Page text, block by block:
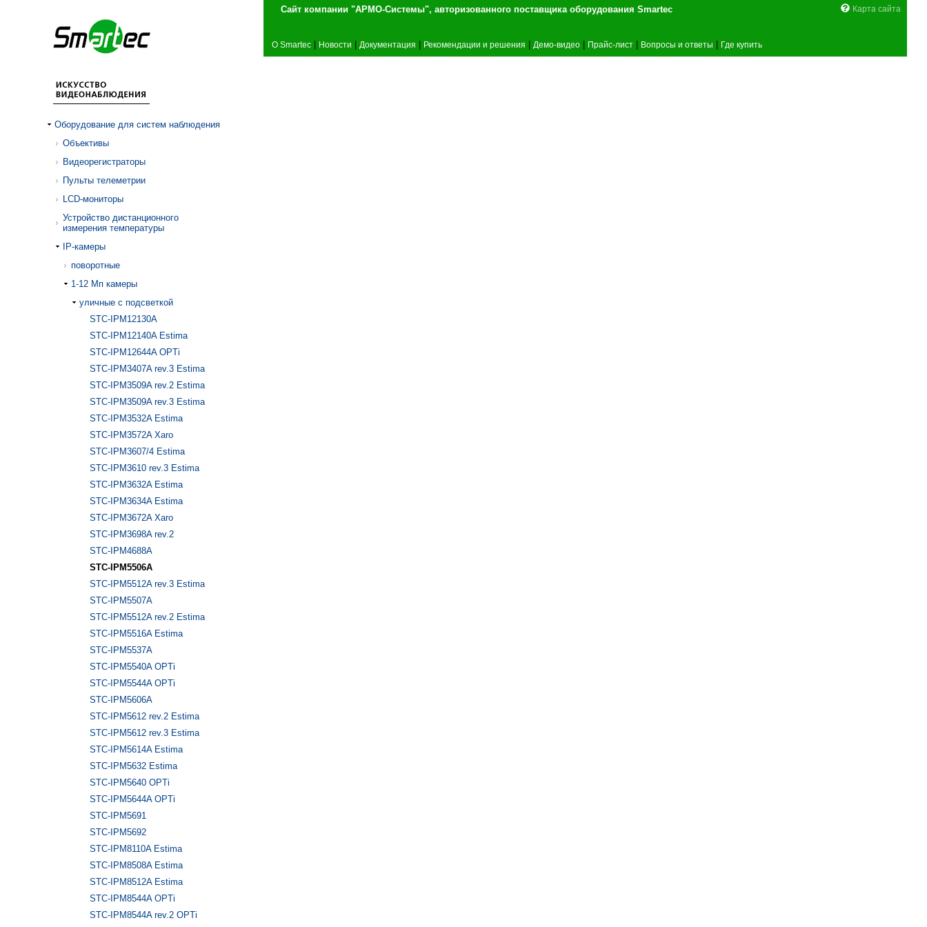
Сайт компании "АРМО-Системы", авторизованного поставщика оборудования Smartec Карта сайта
О Smartec Новости Документация Рекомендации и решения Демо-видео Прайс-лист Вопросы и ответы Где купить
Оборудование для систем наблюдения
Объективы
Видеорегистраторы
Пульты телеметрии
LCD-мониторы
Устройство дистанционного
измерения температуры
IP-камеры
поворотные
1-12 Mп камеры
уличные с подсветкой
STC-IPM12130A
STC-IPM12140A Estima
STC-IPM12644A OPTi
STC-IPM3407A rev.3 Estima
STC-IPM3509A rev.2 Estima
STC-IPM3509A rev.3 Estima
STC-IPM3532A Estima
STC-IPM3572A Xaro
STC-IPM3607/4 Estima
STC-IPM3610 rev.3 Estima
STC-IPM3632A Estima
STC-IPM3634A Estima
STC-IPM3672A Xaro
STC-IPM3698A rev.2
STC-IPM4688A
STC-IPM5506A
STC-IPM5512A rev.3 Estima
STC-IPM5507A
STC-IPM5512A rev.2 Estima
STC-IPM5516A Estima
STC-IPM5537A
STC-IPM5540A OPTi
STC-IPM5544A OPTi
STC-IPM5606A
STC-IPM5612 rev.2 Estima
STC-IPM5612 rev.3 Estima
STC-IPM5614A Estima
STC-IPM5632 Estima
STC-IPM5640 OPTi
STC-IPM5644A OPTi
STC-IPM5691
STC-IPM5692
STC-IPM8110A Estima
STC-IPM8508A Estima
STC-IPM8512A Estima
STC-IPM8544A OPTi
STC-IPM8544A rev.2 OPTi